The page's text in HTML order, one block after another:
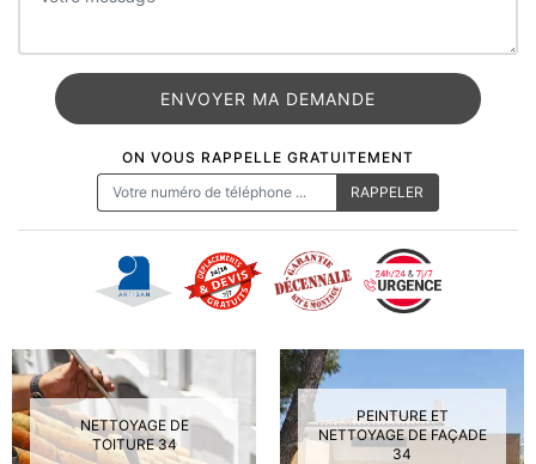
ON VOUS RAPPELLE GRATUITEMENT
NETTOYAGE DE
TOITURE 34
PEINTURE ET
NETTOYAGE DE FAÇADE
34